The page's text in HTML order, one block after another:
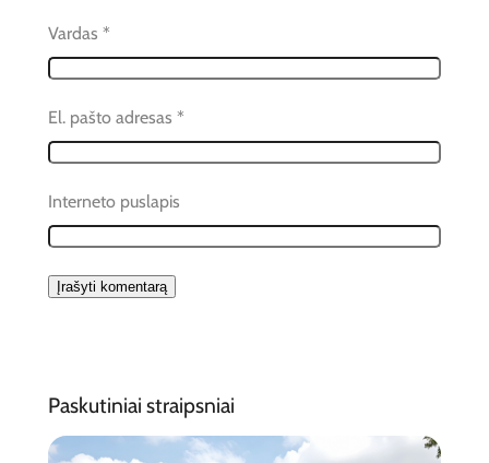
Vardas *
El. pašto adresas *
Interneto puslapis
Paskutiniai straipsniai